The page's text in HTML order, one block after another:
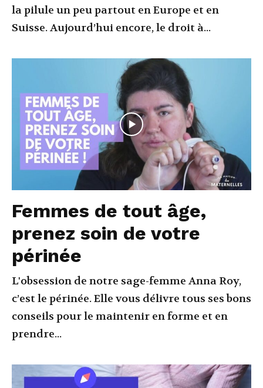
la pilule un peu partout en Europe et en
Suisse. Aujourd’hui encore, le droit à...
Femmes de tout âge,
prenez soin de votre
périnée
L'obsession de notre sage-femme Anna Roy,
c’est le périnée. Elle vous délivre tous ses bons
conseils pour le maintenir en forme et en
prendre...